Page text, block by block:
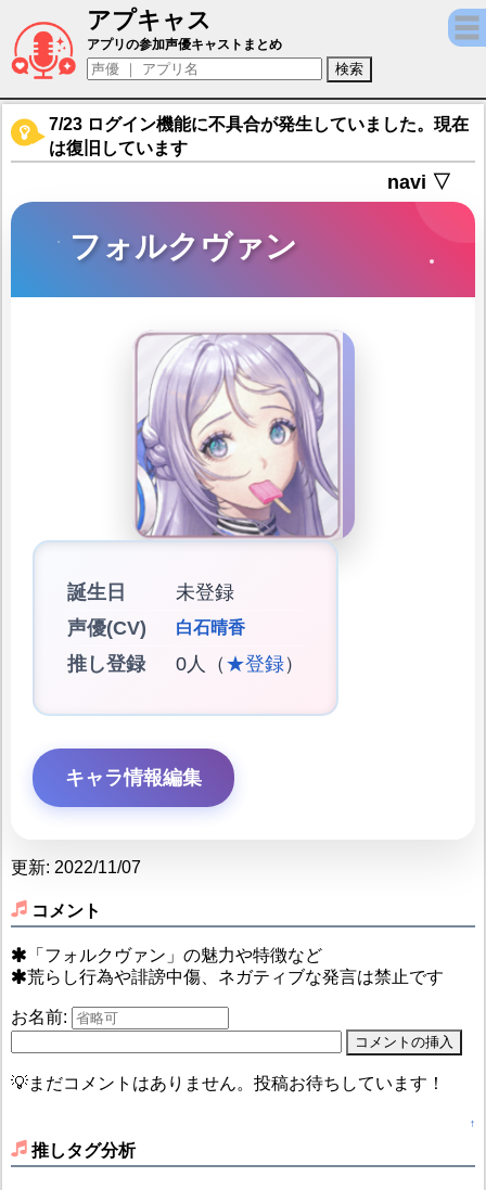
アプキャス
フォルクヴァン（声優：白石晴香)【勝利の
アプリの参加声優キャストまとめ
7/23 ログイン機能に不具合が発生していました。現在
は復旧しています
navi ▽
フォルクヴァン
誕生日
未登録
声優(CV)
白石晴香
推し登録 0人（ ★登録）
キャラ情報編集
更新: 2022/11/07
コメント
「フォルクヴァン」の魅力や特徴など
荒らし行為や誹謗中傷、ネガティブな発言は禁止です
お名前:
💡まだコメントはありません。投稿お待ちしています！
↑
推しタグ分析